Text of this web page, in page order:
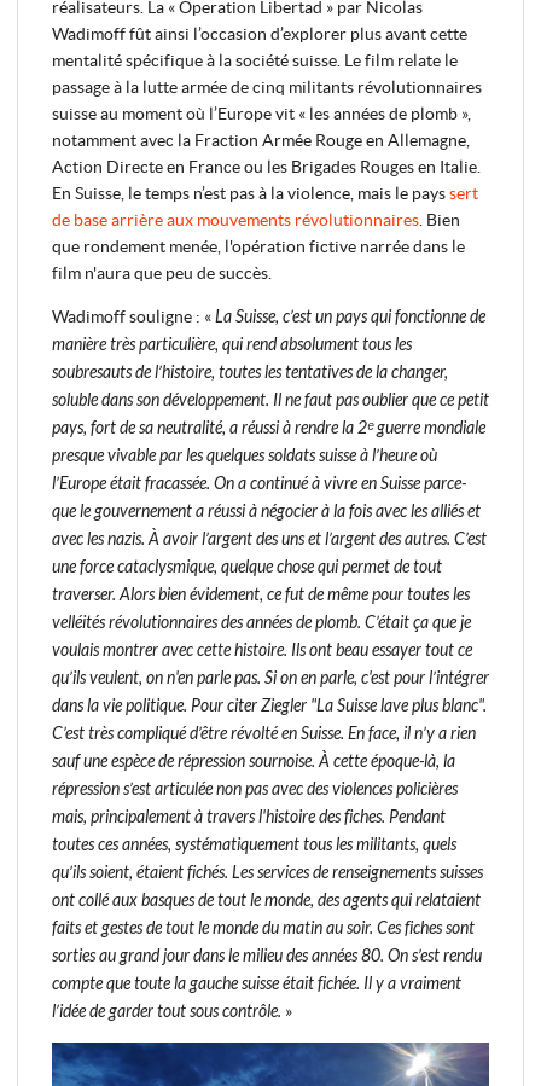
réalisateurs. La « Operation Libertad » par Nicolas
Wadimoff fût ainsi l’occasion d’explorer plus avant cette
mentalité spécifique à la société suisse. Le film relate le
passage à la lutte armée de cinq militants révolutionnaires
suisse au moment où l’Europe vit « les années de plomb »,
notamment avec la Fraction Armée Rouge en Allemagne,
Action Directe en France ou les Brigades Rouges en Italie.
En Suisse, le temps n’est pas à la violence, mais le payssert
de base arrière aux mouvements révolutionnaires. Bien
que rondement menée, l'opération fictive narrée dans le
film n'aura que peu de succès.
Wadimoff souligne : «La Suisse, c’est un pays qui fonctionne de
manière très particulière, qui rend absolument tous les
soubresauts de l’histoire, toutes les tentatives de la changer,
soluble dans son développement. Il ne faut pas oublier que ce petit
pays, fort de sa neutralité, a réussi à rendre la 2ᵉ guerre mondiale
presque vivable par les quelques soldats suisse à l’heure où
l’Europe était fracassée. On a continué à vivre en Suisse parce-
que le gouvernement a réussi à négocier à la fois avec les alliés et
avec les nazis. À avoir l’argent des uns et l’argent des autres. C’est
une force cataclysmique, quelque chose qui permet de tout
traverser. Alors bien évidement, ce fut de même pour toutes les
velléités révolutionnaires des années de plomb. C’était ça que je
voulais montrer avec cette histoire. Ils ont beau essayer tout ce
qu’ils veulent, on n'en parle pas. Si on en parle, c'est pour l’intégrer
dans la vie politique. Pour citer Ziegler "La Suisse lave plus blanc".
C’est très compliqué d’être révolté en Suisse. En face, il n’y a rien
sauf une espèce de répression sournoise. À cette époque-là, la
répression s’est articulée non pas avec des violences policières
mais, principalement à travers l'histoire des fiches. Pendant
toutes ces années, systématiquement tous les militants, quels
qu’ils soient, étaient fichés. Les services de renseignements suisses
ont collé aux basques de tout le monde, des agents qui relataient
faits et gestes de tout le monde du matin au soir. Ces fiches sont
sorties au grand jour dans le milieu des années 80. On s’est rendu
compte que toute la gauche suisse était fichée. Il y a vraiment
l’idée de garder tout sous contrôle. »